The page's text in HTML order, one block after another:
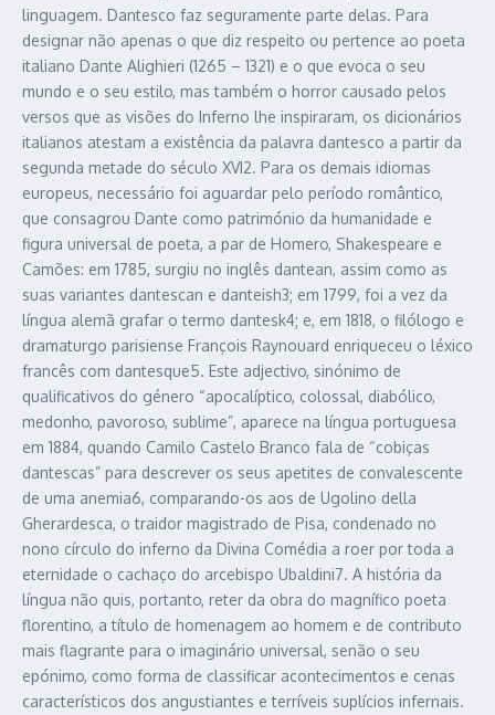
linguagem. Dantesco faz seguramente parte delas. Para
designar não apenas o que diz respeito ou pertence ao poeta
italiano Dante Alighieri (1265 – 1321) e o que evoca o seu
mundo e o seu estilo, mas também o horror causado pelos
versos que as visões do Inferno lhe inspiraram, os dicionários
italianos atestam a existência da palavra dantesco a partir da
segunda metade do século XVI2. Para os demais idiomas
europeus, necessário foi aguardar pelo período romântico,
que consagrou Dante como património da humanidade e
figura universal de poeta, a par de Homero, Shakespeare e
Camões: em 1785, surgiu no inglês dantean, assim como as
suas variantes dantescan e danteish3; em 1799, foi a vez da
língua alemã grafar o termo dantesk4; e, em 1818, o filólogo e
dramaturgo parisiense François Raynouard enriqueceu o léxico
francês com dantesque5. Este adjectivo, sinónimo de
qualificativos do género “apocalíptico, colossal, diabólico,
medonho, pavoroso, sublime”, aparece na língua portuguesa
em 1884, quando Camilo Castelo Branco fala de “cobiças
dantescas” para descrever os seus apetites de convalescente
de uma anemia6, comparando-os aos de Ugolino della
Gherardesca, o traidor magistrado de Pisa, condenado no
nono círculo do inferno da Divina Comédia a roer por toda a
eternidade o cachaço do arcebispo Ubaldini7. A história da
língua não quis, portanto, reter da obra do magnífico poeta
florentino, a título de homenagem ao homem e de contributo
mais flagrante para o imaginário universal, senão o seu
epónimo, como forma de classificar acontecimentos e cenas
característicos dos angustiantes e terríveis suplícios infernais.